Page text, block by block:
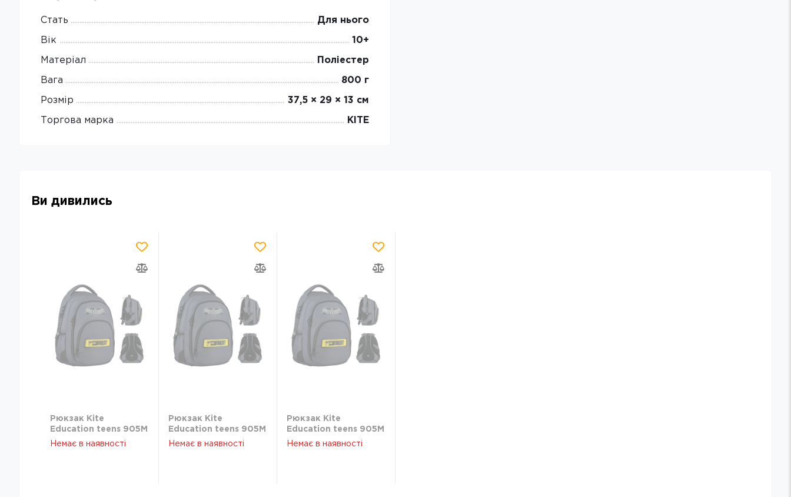
Стать Для нього
Вік 10+
Матеріал Поліестер
Вага 800 г
Розмір 37,5 × 29 × 13 см
Торгова марка KITE
Ви дивились
Рюкзак Kite
Education teens 905M
DC DC24-905M
Немає в наявності
Рюкзак Kite
Education teens 905M
DC DC24-905M
Немає в наявності
Рюкзак Kite
Education teens 905M
DC DC24-905M
Немає в наявності